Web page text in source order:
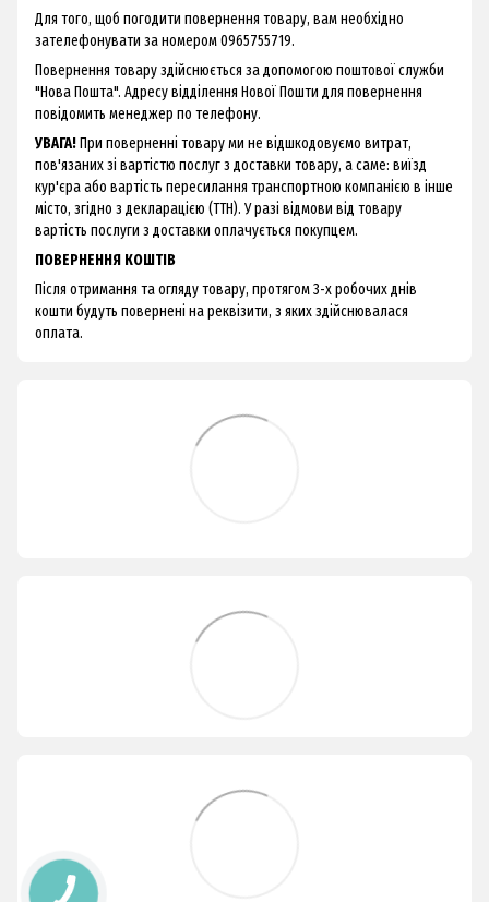
Для того, щоб погодити повернення товару, вам необхідно
зателефонувати за номером 0965755719.
Повернення товару здійснюється за допомогою поштової служби
"Нова Пошта". Адресу відділення Нової Пошти для повернення
повідомить менеджер по телефону.
УВАГА!При поверненні товару ми не відшкодовуємо витрат,
пов'язаних зі вартістю послуг з доставки товару, а саме: виїзд
кур'єра або вартість пересилання транспортною компанією в інше
місто, згідно з декларацією (ТТН). У разі відмови від товару
вартість послуги з доставки оплачується покупцем.
ПОВЕРНЕННЯ КОШТІВ
Після отримання та огляду товару, протягом 3-х робочих днів
кошти будуть повернені на реквізити, з яких здійснювалася
оплата.